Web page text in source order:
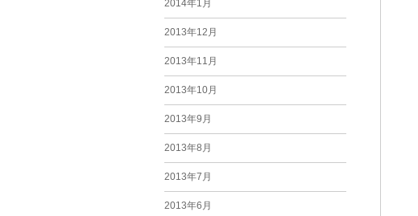
2014年1月
2013年12月
2013年11月
2013年10月
2013年9月
2013年8月
2013年7月
2013年6月